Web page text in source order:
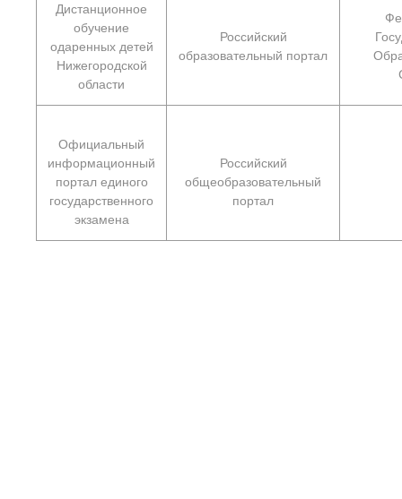
Дистанционное
обучение
одаренных детей
Нижегородской
области
Российский
образовательный портал
Официальный
информационный
портал единого
государственного
экзамена
Российский
общеобразовательный
портал